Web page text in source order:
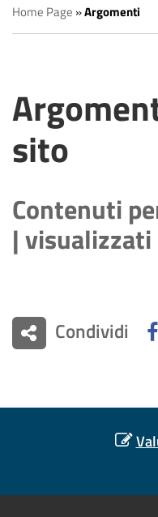
Home Page »Argomenti
sito
Contenuti
|
Condividi